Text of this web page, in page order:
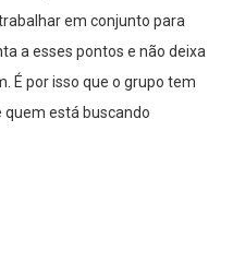
em conjunto para
a esses pontos e não deixa
É por isso que o grupo tem
está buscando